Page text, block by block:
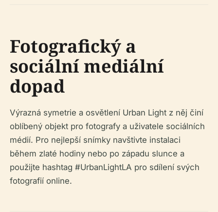
Fotografický a
sociální mediální
dopad
Výrazná symetrie a osvětlení Urban Light z něj činí
oblíbený objekt pro fotografy a uživatele sociálních
médií. Pro nejlepší snímky navštivte instalaci
během zlaté hodiny nebo po západu slunce a
použijte hashtag #UrbanLightLA pro sdílení svých
fotografií online.